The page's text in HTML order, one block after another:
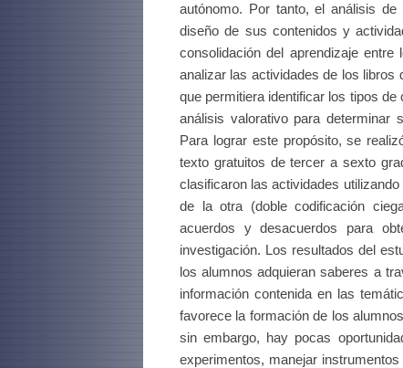
autónomo. Por tanto, el análisis
diseño de sus contenidos y
consolidación del aprendizaje
analizar las actividades de los libros
que permitiera identificar los tipos
análisis valorativo para determinar
Para lograr este propósito, se
texto gratuitos de tercer a sexto
clasificaron las actividades
de la otra (doble codificación
acuerdos y desacuerdos para
investigación. Los resultados del
los alumnos adquieran saberes a
información contenida en las
favorece la formación de los
sin embargo, hay pocas
experimentos, manejar